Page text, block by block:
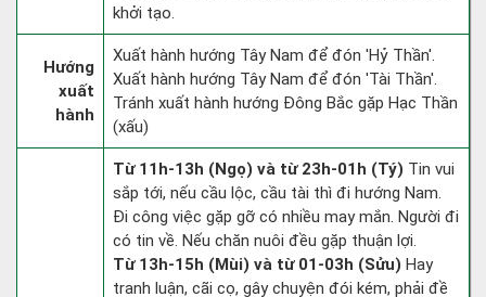
khởi tạo.
Hướng
xuất
hành
Xuất hành hướng Tây Nam để đón 'Hỷ Thần'.
Xuất hành hướng Tây Nam để đón 'Tài Thần'.
Tránh xuất hành hướng Đông Bắc gặp Hạc Thần
(xấu)
Từ 11h-13h (Ngọ) và từ 23h-01h (Tý) Tin vui
sắp tới, nếu cầu lộc, cầu tài thì đi hướng Nam.
Đi công việc gặp gỡ có nhiều may mắn. Người đi
có tin về. Nếu chăn nuôi đều gặp thuận lợi.
Từ 13h-15h (Mùi) và từ 01-03h (Sửu) Hay
tranh luận, cãi cọ, gây chuyện đói kém, phải đề